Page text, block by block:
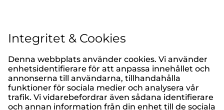
Integritet & Cookies
Denna webbplats använder cookies. Vi använder
enhetsidentifierare för att anpassa innehållet och
annonserna till användarna, tillhandahålla
funktioner för sociala medier och analysera vår
trafik. Vi vidarebefordrar även sådana identifierare
och annan information från din enhet till de sociala